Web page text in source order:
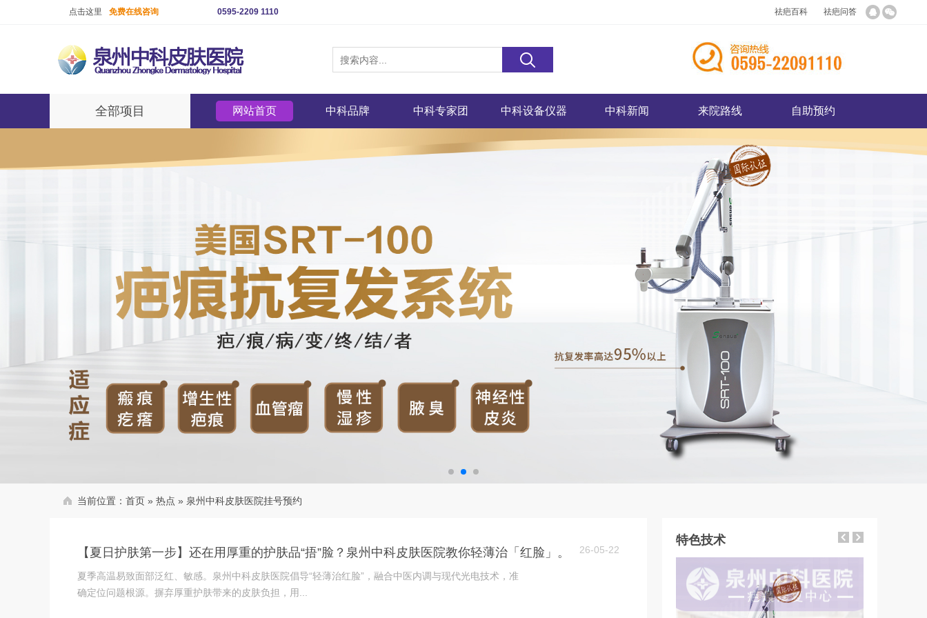
点击这里 免费在线咨询 0595-2209 1110 祛疤百科 祛疤问答
全部项目 网站首页 中科品牌 中科专家团 中科设备仪器 中科新闻 来院路线 自助预约
当前位置： 首页 » 热点 » 泉州中科皮肤医院挂号预约
【夏日护肤第一步】还在用厚重的护肤品“捂”脸？泉州中科皮肤医院教你轻薄治「红脸」。 26-05-22
夏季高温易致面部泛红、敏感。泉州中科皮肤医院倡导“轻薄治红脸”，融合中医内调与现代光电技术，准
确定位问题根源。摒弃厚重护肤带来的皮肤负担，用...
特色技术